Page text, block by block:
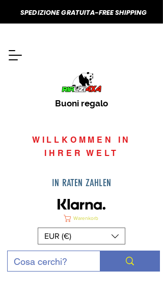
Buoni regalo
WILLKOMMEN IN
IHRER WELT
IN RATEN ZAHLEN
Warenkorb
EUR (€)
SPEDIZIONE GRATUITA-FREE SHIPPING